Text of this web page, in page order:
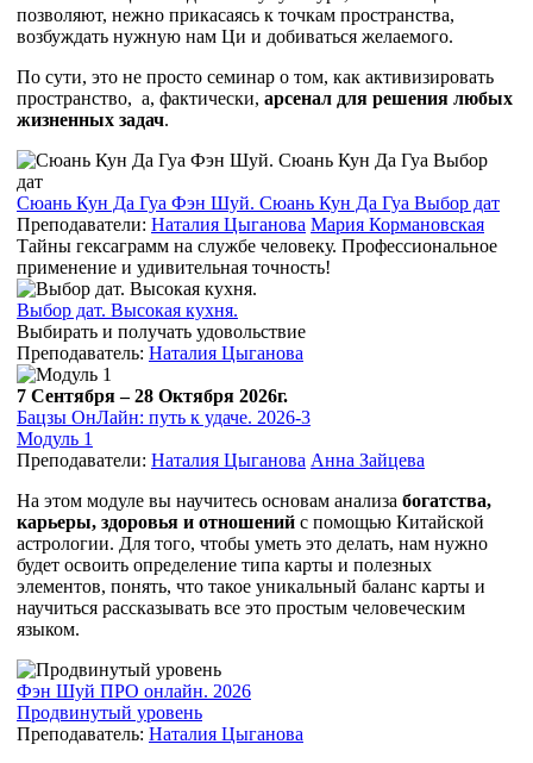
позволяют, нежно прикасаясь к точкам пространства,
возбуждать нужную нам Ци и добиваться желаемого.
По сути, это не просто семинар о том, как активизировать
пространство, а, фактически, арсенал для решения любых
жизненных задач.
Сюань Кун Да Гуа Фэн Шуй. Сюань Кун Да Гуа Выбор дат
Преподаватели: Наталия Цыганова Мария Кормановская
Тайны гексаграмм на службе человеку. Профессиональное
применение и удивительная точность!
Выбор дат. Высокая кухня.
Выбирать и получать удовольствие
Преподаватель: Наталия Цыганова
7 Сентября – 28 Октября 2026г.
Бацзы ОнЛайн: путь к удаче. 2026-3
Модуль 1
Преподаватели: Наталия Цыганова Анна Зайцева
На этом модуле вы научитесь основам анализа богатства,
карьеры, здоровья и отношений с помощью Китайской
астрологии. Для того, чтобы уметь это делать, нам нужно
будет освоить определение типа карты и полезных
элементов, понять, что такое уникальный баланс карты и
научиться рассказывать все это простым человеческим
языком.
Фэн Шуй ПРО онлайн. 2026
Продвинутый уровень
Преподаватель: Наталия Цыганова